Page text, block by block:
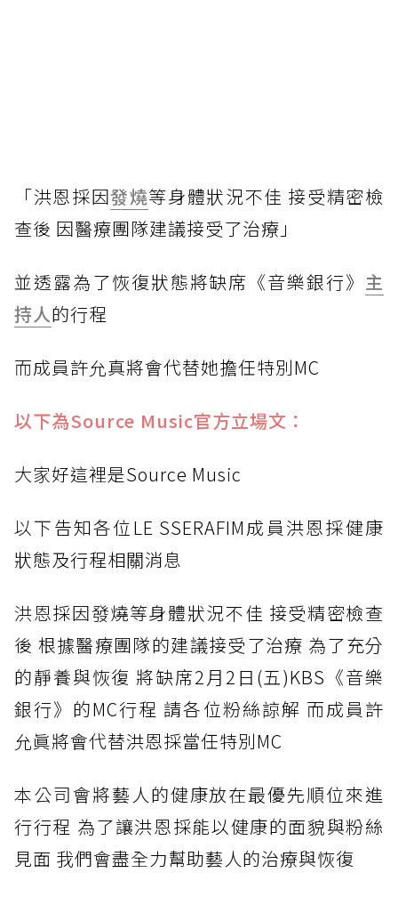
「洪恩採因發燒等身體狀況不佳 接受精密檢
查後 因醫療團隊建議接受了治療」
並透露為了恢復狀態將缺席《音樂銀行》 主
持人的行程
而成員許允真將會代替她擔任特別MC
以下為Source Music官方立場文：
大家好這裡是Source Music
以下告知各位LE SSERAFIM成員洪恩採健康
狀態及行程相關消息
洪恩採因發燒等身體狀況不佳 接受精密檢查
後 根據醫療團隊的建議接受了治療 為了充分
的靜養與恢復 將缺席2月2日(五)KBS《音樂
銀行》的MC行程 請各位粉絲諒解 而成員許
允眞將會代替洪恩採當任特別MC
本公司會將藝人的健康放在最優先順位來進
行行程 為了讓洪恩採能以健康的面貌與粉絲
見面 我們會盡全力幫助藝人的治療與恢復